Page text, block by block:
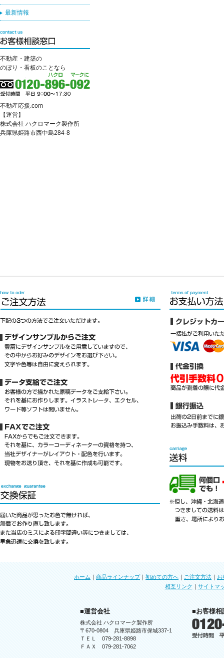
最新情報
不動産・建築の
のぼり・看板のことなら
不動産応援.com
【運営】
株式会社 ハクロマーク製作所
兵庫県姫路市西中島284-8
ホーム ｜ 商品ラインナップ｜ 初めての方へ ｜ ご注文方法 ｜ お
相互リンク ｜ サイトマ
■運営会社
株式会社 ハクロマーク製作所
〒670-0804 兵庫県姫路市保城337-1
ＴＥＬ 079-281-8898
ＦＡＸ 079-281-7062
■お客様相